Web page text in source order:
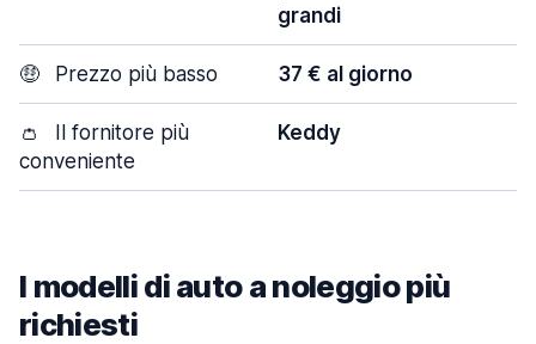
grandi
🤑 Prezzo più basso 37 € al giorno
👛
Il fornitore più
conveniente
Keddy
I modelli di auto a noleggio più
richiesti